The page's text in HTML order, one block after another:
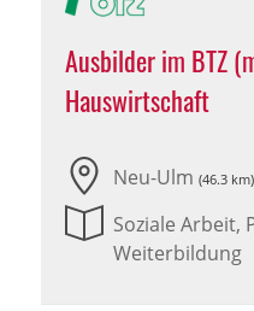
Ausbilder im BTZ
Hauswirtschaft
Neu-Ulm (46.3 km)
Soziale Arbeit,
Weiterbildung